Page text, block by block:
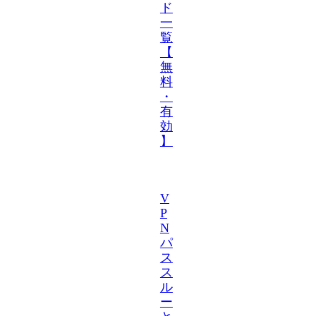
ド
一
覧
【
無
料
・
有
効
】
V
P
N
パ
ス
ス
ル
ー